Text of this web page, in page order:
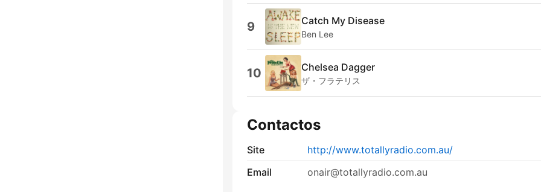
9 Catch My Disease
Ben Lee
10 Chelsea Dagger
ザ・フラテリス
Contactos
Site
http://www.totallyradio.com.au/
Email
onair@totallyradio.com.au